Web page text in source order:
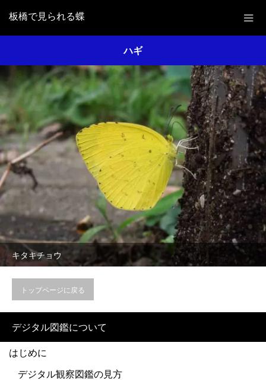
板橋で見られる蝶
ハギ
キタキチョウ
トップページに戻る
デジタル図鑑について
はじめに
デジタル観察図鑑の見方